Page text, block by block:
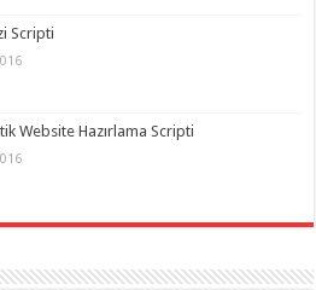
Scripti
Website Hazırlama Scripti